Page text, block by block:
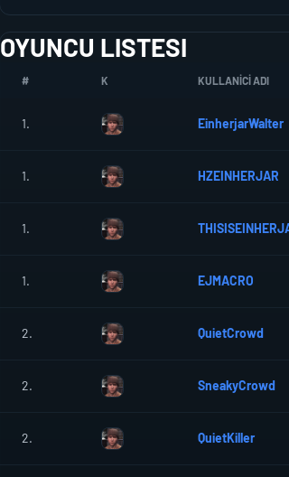
OYUNCU LISTESI
# K KULLANICI ADI
1. EinherjarWalter
1. HZEINHERJAR
1.
1. EJMACRO
2. QuietCrowd
2. SneakyCrowd
2. QuietKiller